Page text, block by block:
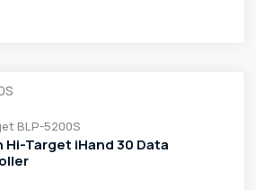
BLP-5200S
Target iHand 30 Data